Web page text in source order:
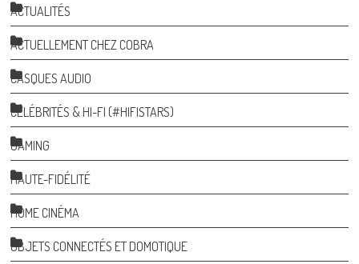
ACTUALITÉS
ACTUELLEMENT CHEZ COBRA
CASQUES AUDIO
CÉLÉBRITÉS & HI-FI (#HIFISTARS)
GAMING
HAUTE-FIDÉLITÉ
HOME CINÉMA
OBJETS CONNECTÉS ET DOMOTIQUE